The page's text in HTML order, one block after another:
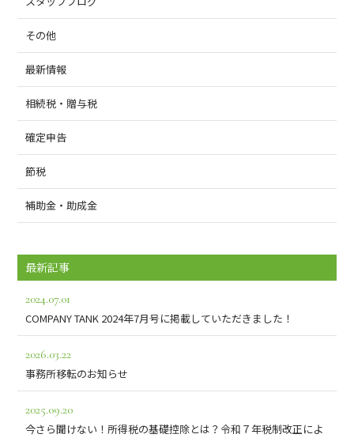
その他
最新情報
相続税・贈与税
確定申告
節税
補助金・助成金
最新記事
2024.07.01
COMPANY TANK 2024年7月号に掲載していただきました！
2026.03.22
事務所移転のお知らせ
2025.09.20
今さら聞けない！所得税の基礎控除とは？令和７年税制改正によ